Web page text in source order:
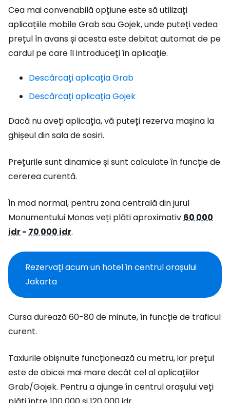
Cea mai convenabilă opțiune este să utilizați
aplicațiile mobile Grab sau Gojek, unde puteți vedea
prețul în avans și acesta este debitat automat de pe
cardul pe care îl introduceți în aplicație.
Descărcați aplicația Grab
Descărcați aplicația Gojek
Dacă nu aveți aplicația, vă puteți rezerva mașina la
ghișeul din sala de sosiri.
Prețurile sunt dinamice și sunt calculate în funcție de
cererea curentă.
În mod normal, pentru zona centrală din jurul
Monumentului Monas veți plăti aproximativ60 000
idr-70 000 idr.
Rezervați acum un hotel în centrul orașului
Jakarta
Cursa durează 60-80 de minute, în funcție de traficul
curent.
Taxiurile obișnuite funcționează cu metru, iar prețul
este de obicei mai mare decât cel al aplicațiilor
Grab/Gojek. Pentru a ajunge în centrul orașului veți